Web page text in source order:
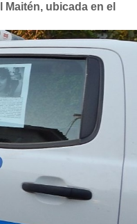
ubicada en el